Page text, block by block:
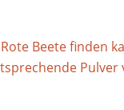
Beete finden